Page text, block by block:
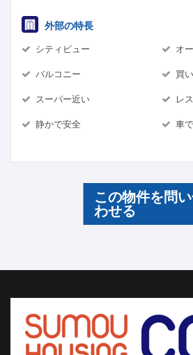
外部の特長
シティビュー オ
バルコニー 買
スーパー近い レ
静かで安全 車
この物件を問
わせる